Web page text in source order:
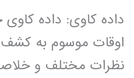
داده کاوی: داده
اوقات موسوم به کشف
نظرات مختلف و